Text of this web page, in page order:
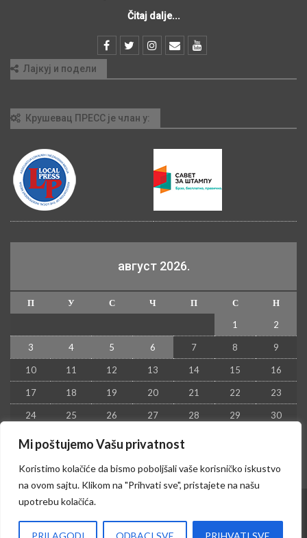
Mi poštujemo Vašu privatnost
Koristimo kolačiće da bismo poboljšali vaše korisničko iskustvo
na ovom sajtu. Klikom na "Prihvati sve", pristajete na našu
upotrebu kolačića.
PRILAGODI ODBACI SVE PRIHVATI SVE
Čitaj dalje...
Лајкуј и подели
Крушевац ПРЕСС је члан у:
август 2026.
П У С Ч П С
Н
1
2
3 4 5 6 7 8 9
10 11 12 13 14 15 16
17 18 19 20 21 22 23
24 25 26 27 28 29 30
31
Izrada sajta i hosting:Hosting-Srbija